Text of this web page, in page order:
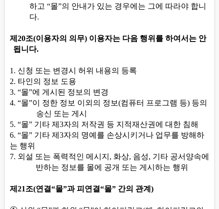
하고“몰”의 안내가 있는 경우에는 그에 따라야 합니
다.
제 20조(이용자의 의무) 이용자는 다음 행위를 하여서는 안
됩니다.
1. 신청 또는 변경시 허위 내용의 등록
2. 타인의 정보 도용
3. “몰”에 게시된 정보의 변경
4. “몰”이 정한 정보 이외의 정보(컴퓨터 프로그램 등) 등의
송신 또는 게시
5. “몰” 기타 제 3자의 저작권 등 지적재산권에 대한 침해
6. “몰” 기타 제 3자의 명예를 손상시키거나 업무를 방해하
는 행위
7. 외설 또는 폭력적인 메시지 , 화상, 음성, 기타 공서양속에
반하는 정보를 몰에 공개 또는 게시하는 행위
제 21조(연결“몰”과 피연결“몰” 간의 관계 )